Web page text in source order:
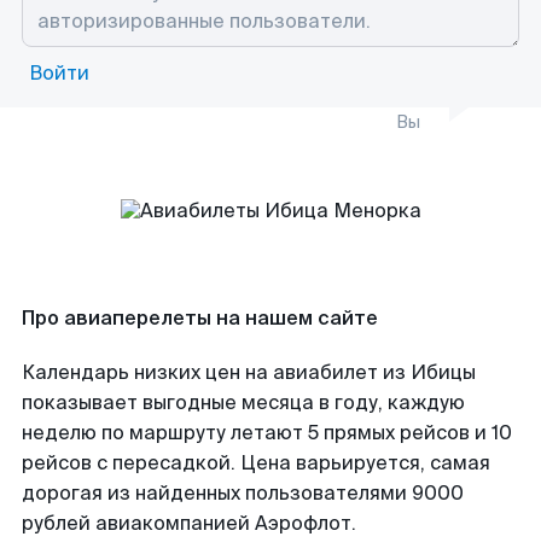
Войти
Вы
Про авиаперелеты на нашем сайте
Календарь низких цен на авиабилет из Ибицы
показывает выгодные месяца в году, каждую
неделю по маршруту летают 5 прямых рейсов и 10
рейсов с пересадкой. Цена варьируется, самая
дорогая из найденных пользователями 9000
рублей авиакомпанией Аэрофлот.